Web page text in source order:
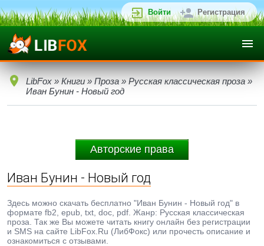
Войти Регистрация
LibFox » Книги » Проза » Русская классическая проза »
Иван Бунин - Новый год
Авторские права
Иван Бунин - Новый год
Здесь можно скачать бесплатно "Иван Бунин - Новый год" в
формате fb2, epub, txt, doc, pdf. Жанр: Русская классическая
проза. Так же Вы можете читать книгу онлайн без регистрации
и SMS на сайте LibFox.Ru (ЛибФокс) или прочесть описание и
ознакомиться с отзывами.